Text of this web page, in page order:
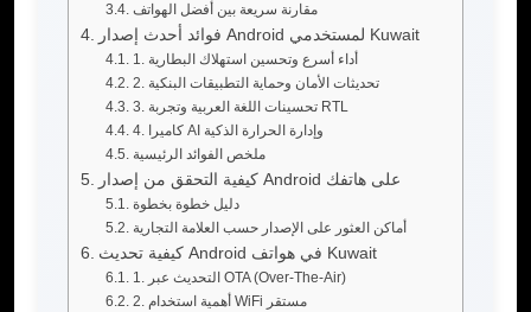
مقارنة سريعة بين أفضل الهواتف
فوائد أحدث إصدار Android لمستخدمي Kuwait
1. أداء أسرع وتحسين استهلاك البطارية
2. تحديثات الأمان وحماية التطبيقات البنكية
3. تحسينات اللغة العربية وتجربة RTL
4. كاميرا AI وإدارة الحرارة الذكية
ملخص الفوائد الرئيسية
كيفية التحقق من إصدار Android على هاتفك
دليل خطوة بخطوة
أماكن العثور على الإصدار حسب العلامة التجارية
كيفية تحديث Android في هواتف Kuwait
1. التحديث عبر OTA (Over-The-Air)
2. أهمية استخدام WiFi مستقر